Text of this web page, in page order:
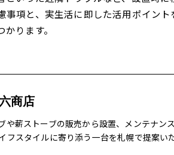
項と、実生活に即した活用ポイン
ります。
商店
や薪ストーブの販売から設置、メンテナ
フスタイルに寄り添う一台を札幌で提案い